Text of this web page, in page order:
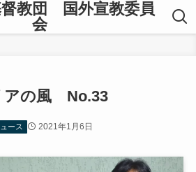
督教団 国外宣教委員
会
アの風 No.33
ース 2021年1月6日